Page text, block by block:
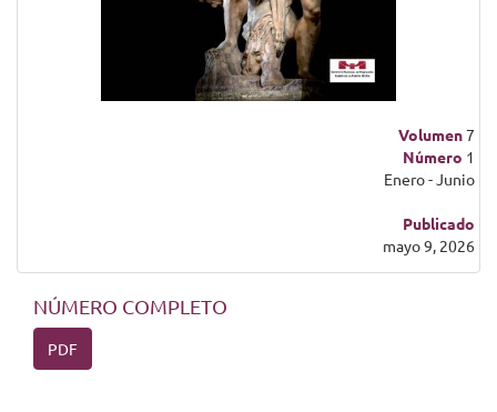
Volumen7
Número 1
Enero - Junio
Publicado
mayo 9, 2026
NÚMERO COMPLETO
PDF